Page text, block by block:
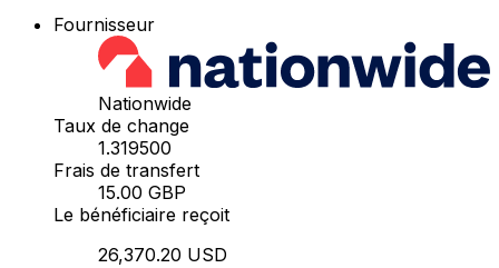
Fournisseur
Nationwide
Taux de change
1.319500
Frais de transfert
15.00 GBP
Le bénéficiaire reçoit
26,370.20 USD